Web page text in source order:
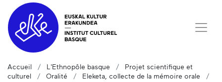
Accueil L'Ethnopôle basque
Projet scientifique et
culturel
Oralité
Eleketa, collecte de la mémoire orale